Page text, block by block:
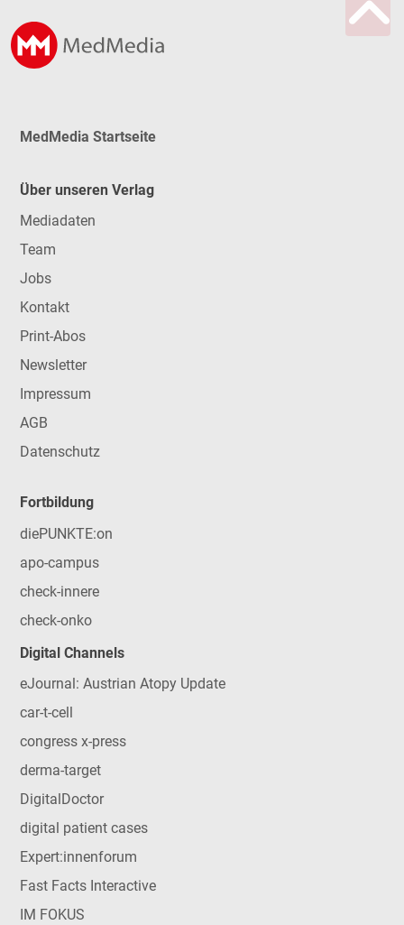
MedMedia Startseite
Über unseren Verlag
Mediadaten
Team
Jobs
Kontakt
Print-Abos
Newsletter
Impressum
AGB
Datenschutz
Fortbildung
diePUNKTE:on
apo-campus
check-innere
check-onko
Digital Channels
eJournal: Austrian Atopy Update
car-t-cell
congress x-press
derma-target
DigitalDoctor
digital patient cases
Expert:innenforum
Fast Facts Interactive
IM FOKUS